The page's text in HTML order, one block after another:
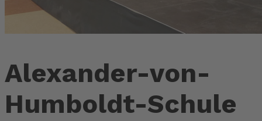
Alexander-von-
Humboldt-Schule